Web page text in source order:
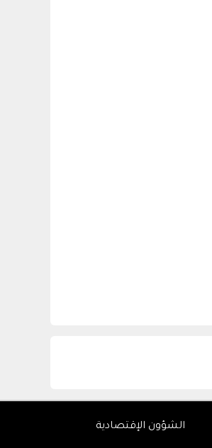
الشؤون الإقتصادية